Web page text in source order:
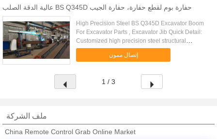
عالية الدقة الصلب BS Q345D حفارة بوم لقطع حفارة، حفارة الجيب
High Precision Steel BS Q345D Excavator Boom
For Excavator Parts , Excavator Jib Quick Detail:
Customized high precision steel structural
fabrication Q345 big metal welding parts heavy
steel structural ...إتصال ممون
1 / 3
ملف الشركة
China Remote Control Grab Online Market